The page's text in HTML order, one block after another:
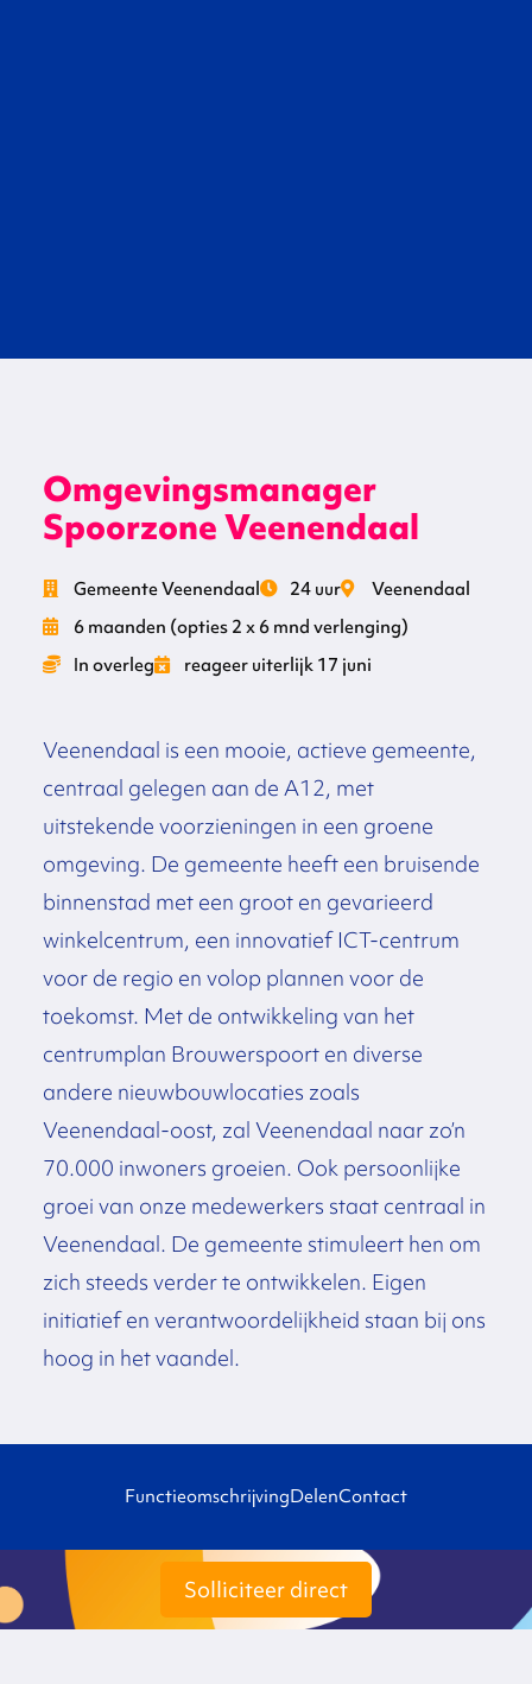
Omgevingsmanager
Spoorzone Veenendaal
Gemeente Veenendaal 24 uur
Veenendaal
6 maanden (opties 2 x 6 mnd verlenging)
In overleg
reageer uiterlijk 17 juni
Veenendaal is een mooie, actieve gemeente,
centraal gelegen aan de A12, met
uitstekende voorzieningen in een groene
omgeving. De gemeente heeft een bruisende
binnenstad met een groot en gevarieerd
winkelcentrum, een innovatief ICT-centrum
voor de regio en volop plannen voor de
toekomst. Met de ontwikkeling van het
centrumplan Brouwerspoort en diverse
andere nieuwbouwlocaties zoals
Veenendaal-oost, zal Veenendaal naar zo’n
70.000 inwoners groeien. Ook persoonlijke
groei van onze medewerkers staat centraal in
Veenendaal. De gemeente stimuleert hen om
zich steeds verder te ontwikkelen. Eigen
initiatief en verantwoordelijkheid staan bij ons
hoog in het vaandel.
FunctieomschrijvingDelenContact
Solliciteer direct